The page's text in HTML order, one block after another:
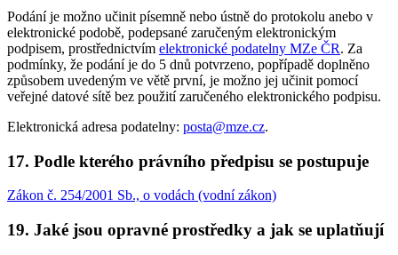
Podání je možno učinit písemně nebo ústně do protokolu anebo v
elektronické podobě, podepsané zaručeným elektronickým
podpisem, prostřednictvím elektronické podatelny MZe ČR. Za
podmínky, že podání je do 5 dnů potvrzeno, popřípadě doplněno
způsobem uvedeným ve větě první, je možno jej učinit pomocí
veřejné datové sítě bez použití zaručeného elektronického podpisu.
Elektronická adresa podatelny: posta@mze.cz.
17. Podle kterého právního předpisu se postupuje
Zákon č. 254/2001 Sb., o vodách (vodní zákon)
19. Jaké jsou opravné prostředky a jak se uplatňují